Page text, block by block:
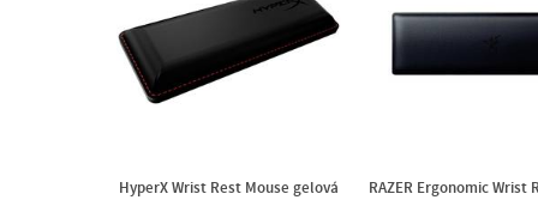
HyperX Wrist Rest Mouse gelová
RAZER Ergonomic Wrist